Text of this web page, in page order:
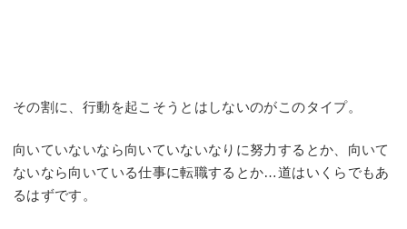
その割に、行動を起こそうとはしないのがこのタイプ。
向いていないなら向いていないなりに努力するとか、向いて
ないなら向いている仕事に転職するとか…道はいくらでもあ
るはずです。